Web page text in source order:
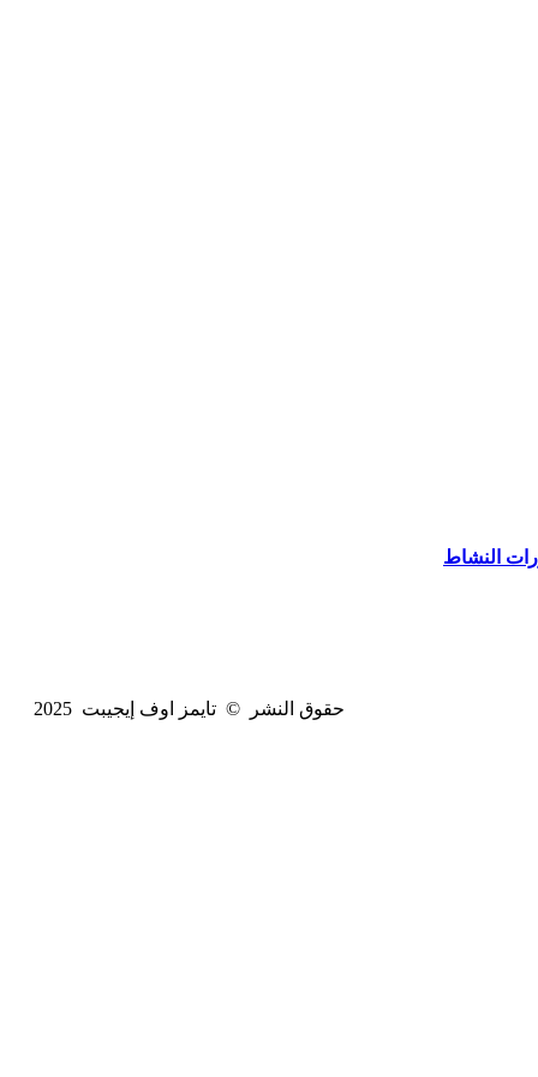
النشاط
حقوق النشر © تايمز اوف إيجيبت 2025